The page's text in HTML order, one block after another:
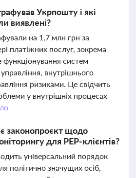
Укрпошту і які
виявлені?
на 1,7 млн грн за
платіжних послуг, зокрема
систем
внутрішнього
ризиками. Це свідчить
у внутрішніх процесах
законопроєкт щодо
для PEP-клієнтів?
універсальний порядок
політично значущих осіб,